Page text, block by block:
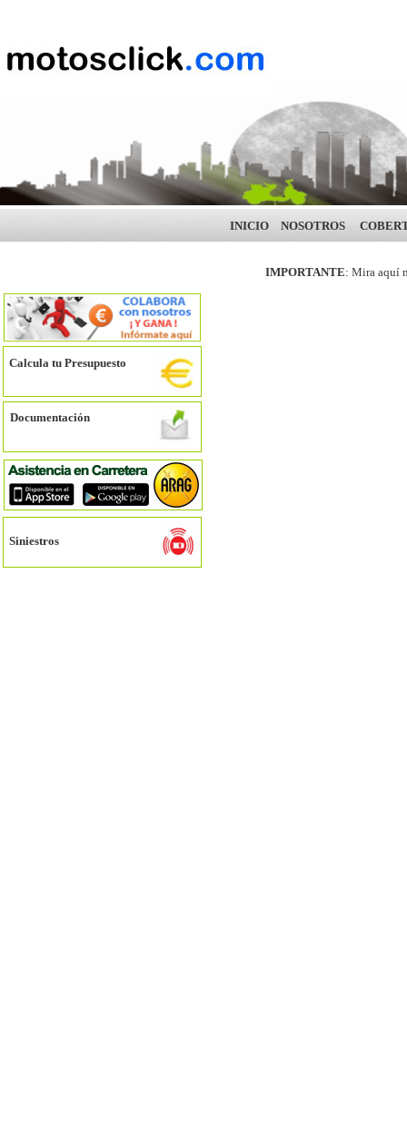
IMPORTANTE: Mira aquí
Documentación
Siniestros
Calcula tu Presupuesto
INICIO NOSOTROS